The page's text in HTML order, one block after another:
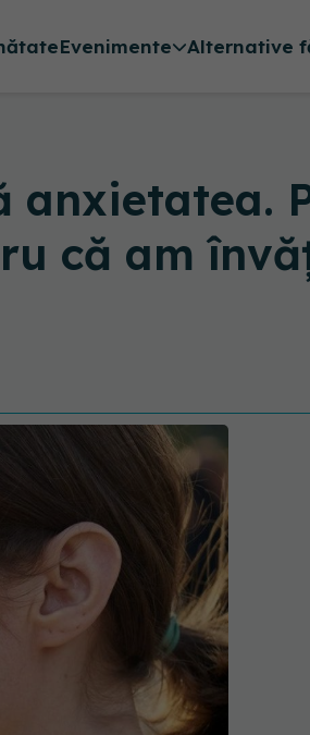
Evenimente Alternative
anxietatea.
că am